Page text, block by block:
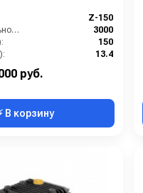
Z-150
Производительность (л/ч):
3000
150
13.4
руб.
В корзину